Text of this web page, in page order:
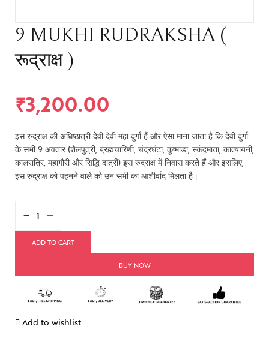
9 MUKHI RUDRAKSHA (
रूद्राक्ष )
₹3,200.00
इस रुद्राक्ष की अधिष्ठात्री देवी देवी महा दुर्गा हैं और ऐसा माना जाता है कि देवी दुर्गा
के सभी 9 अवतार (शैलपुत्री, ब्रह्मचारिणी, चंद्रघंटा, कूष्मांडा, स्कंदमाता, कात्यायनी,
कालरात्रि, महागौरी और सिद्धि दात्री) इस रुद्राक्ष में निवास करते हैं और इसलिए,
इस रुद्राक्ष को पहनने वाले को उन सभी का आशीर्वाद मिलता है।
ADD TO CART
BUY NOW
Add to wishlist